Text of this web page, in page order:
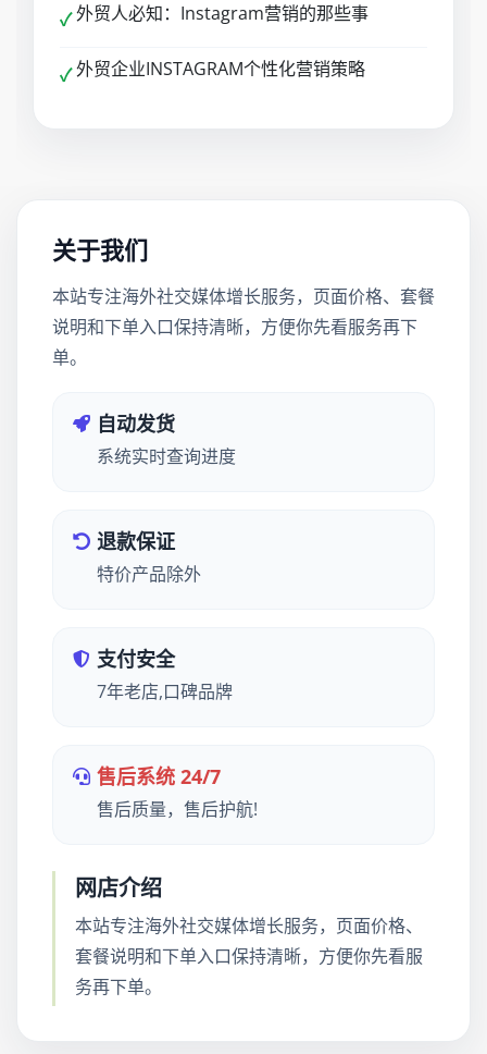
✓外贸人必知：Instagram营销的那些事
✓外贸企业INSTAGRAM个性化营销策略
关于我们
本站专注海外社交媒体增长服务，页面价格、套餐
说明和下单入口保持清晰，方便你先看服务再下
单。
自动发货
系统实时查询进度
退款保证
特价产品除外
支付安全
7年老店,口碑品牌
售后系统 24/7
售后质量，售后护航!
网店介绍
本站专注海外社交媒体增长服务，页面价格、
套餐说明和下单入口保持清晰，方便你先看服
务再下单。